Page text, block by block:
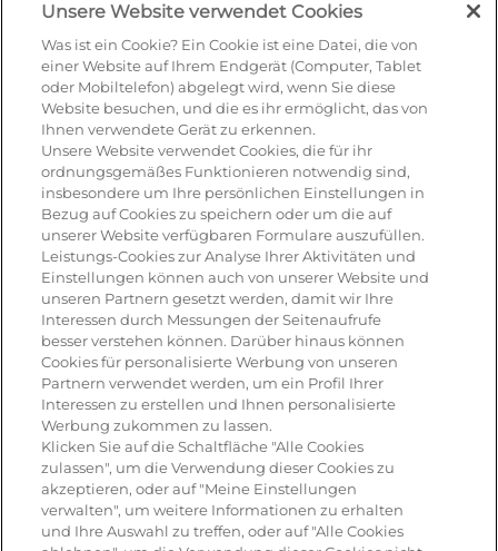
Rezepte & Produkte
Rezepte
Antipasti
Pizza
Pasta & aufläufe
Salat
Risotto
Dessert
Tiramisu
Vegetarisch
Unsere Website verwendet Cookies
Was ist ein Cookie? Ein Cookie ist eine Datei, die von
einer Website auf Ihrem Endgerät (Computer, Tablet
oder Mobiltelefon) abgelegt wird, wenn Sie diese
Website besuchen, und die es ihr ermöglicht, das von
Ihnen verwendete Gerät zu erkennen.
Unsere Website verwendet Cookies, die für ihr
ordnungsgemäßes Funktionieren notwendig sind,
insbesondere um Ihre persönlichen Einstellungen in
Bezug auf Cookies zu speichern oder um die auf
unserer Website verfügbaren Formulare auszufüllen.
Leistungs-Cookies zur Analyse Ihrer Aktivitäten und
Einstellungen können auch von unserer Website und
unseren Partnern gesetzt werden, damit wir Ihre
Interessen durch Messungen der Seitenaufrufe
besser verstehen können. Darüber hinaus können
Cookies für personalisierte Werbung von unseren
Partnern verwendet werden, um ein Profil Ihrer
Interessen zu erstellen und Ihnen personalisierte
Werbung zukommen zu lassen.
Klicken Sie auf die Schaltfläche "Alle Cookies
zulassen", um die Verwendung dieser Cookies zu
akzeptieren, oder auf "Meine Einstellungen
verwalten", um weitere Informationen zu erhalten
und Ihre Auswahl zu treffen, oder auf "Alle Cookies